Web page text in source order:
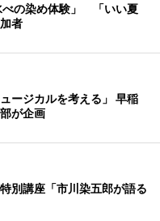
べの染め体験」 「いい夏
者
ージカルを考える」 早稲
が企画
別講座「市川染五郎が語る